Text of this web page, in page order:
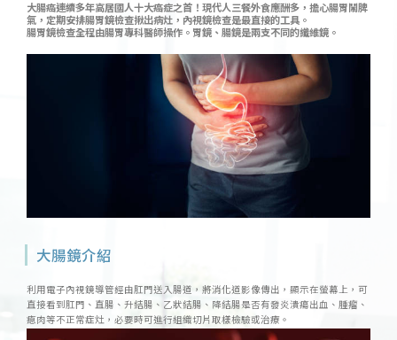
大腸癌連續多年高居國人十大癌症之首！現代人三餐外食應酬多，擔心腸胃鬧脾
氣，定期安排腸胃鏡檢查揪出病灶，內視鏡檢查是最直接的工具。
腸胃鏡檢查全程由腸胃專科醫師操作。胃鏡、腸鏡是兩支不同的纖維鏡。
大腸鏡介紹
利用電子內視鏡導管經由肛門送入腸道，將消化道影像傳出，顯示在螢幕上，可
直接看到肛門、直腸、升結腸、乙狀結腸、降結腸是否有發炎潰瘍出血、腫瘤、
瘜肉等不正常症灶，必要時可進行組織切片取樣檢驗或治療。